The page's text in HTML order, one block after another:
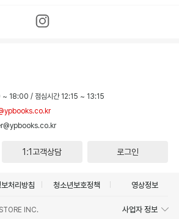
~ 18:00 / 점심시간 12:15 ~ 13:15
1:1고객상담 로그인
처리방침 청소년보호정책 영상정보
INC. 사업자 정보